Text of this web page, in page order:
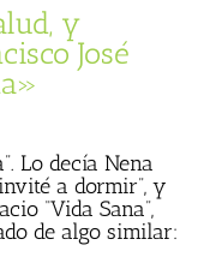
y
José
Lo decía Nena
a dormir”, y
“Vida Sana”,
de algo similar: